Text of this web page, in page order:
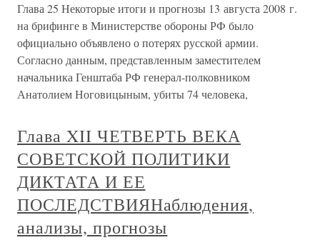
Глава 25 Некоторые итоги и прогнозы 13 августа 2008 г.
на брифинге в Министерстве обороны РФ было
официально объявлено о потерях русской армии.
Согласно данным, представленным заместителем
начальника Генштаба РФ генерал-полковником
Анатолием Ноговицыным, убиты 74 человека,
Глава XII ЧЕТВЕРТЬ ВЕКА
СОВЕТСКОЙ ПОЛИТИКИ
ДИКТАТА И ЕЕ
ПОСЛЕДСТВИЯНаблюдения,
анализы, прогнозы